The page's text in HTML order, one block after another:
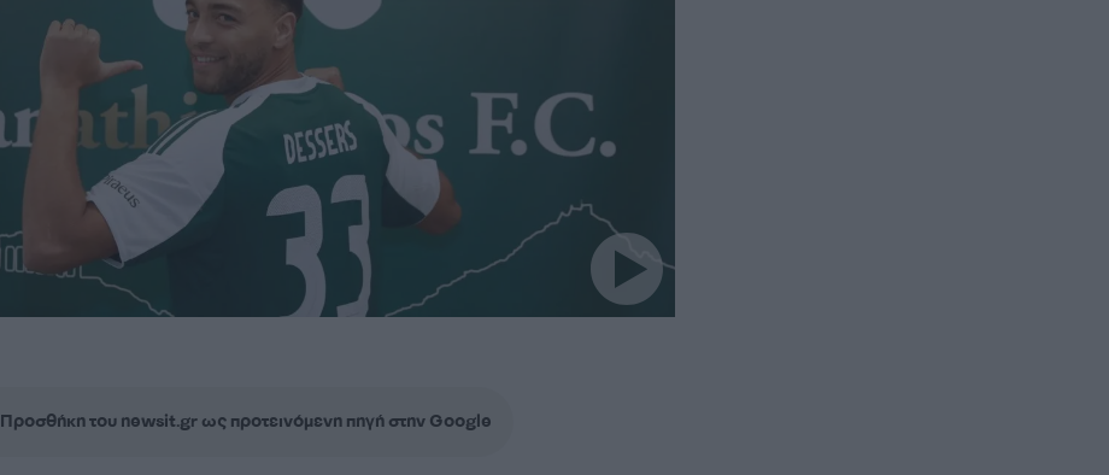
Προσθήκη του newsit.gr ως προτεινόμενη πηγή στην Google